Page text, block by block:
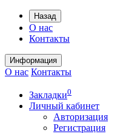
Назад
О нас
Контакты
Информация
О нас Контакты
Закладки0
Личный кабинет
Авторизация
Регистрация